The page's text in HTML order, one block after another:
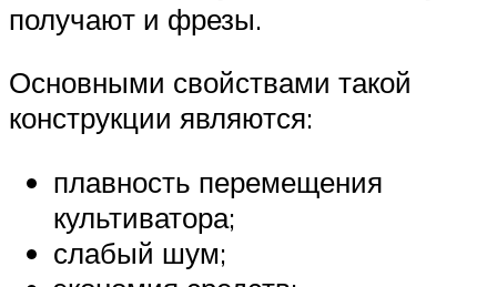
получают и фрезы.
Основными свойствами такой
конструкции являются:
плавность перемещения
культиватора;
слабый шум;